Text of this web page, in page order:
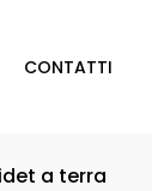
CONTATTI
a terra